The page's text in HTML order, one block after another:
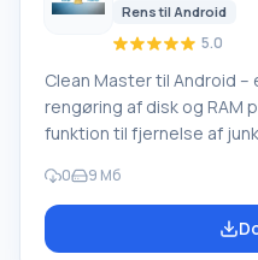
Rens til Android
5.0
Clean Master til Android
rengøring af disk og RAM
funktion til fjernelse af
mistanke om, at der er en
anbefaler vi at downloade
dette program vil befri din
0 9 Мб